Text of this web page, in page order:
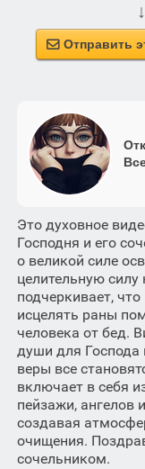
 Отправить
Это духовное
Господня и его
о великой силе
целительную
подчеркивает,
исцелять раны
человека от бед.
души для Господа
веры все
включает в себя
пейзажи, ангелов
создавая
очищения.
сочельником.